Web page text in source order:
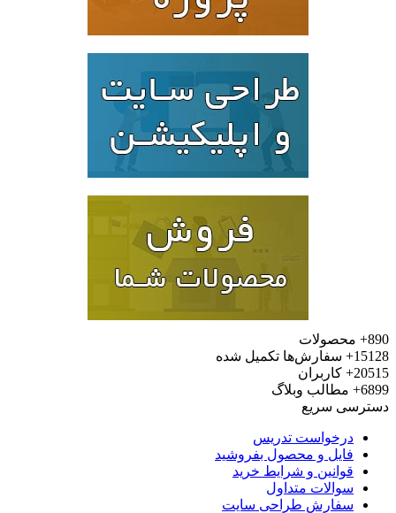
محصولات
سفارش‌ها تکمیل شده
کاربران
مطالب وبلاگ
سریع
درخواست تدریس
فایل و محصول بفروشید
قوانین و شرایط خرید
سوالات متداول
سفارش طراحی سایت